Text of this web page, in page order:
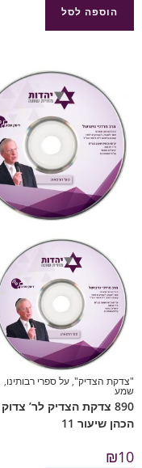
הוספה לסל
"צדקת הצדיק",על ספרי רבותינו,
שמע
890 צדקת הצדיק לר’ צדוק
הכהן שיעור 11
₪10